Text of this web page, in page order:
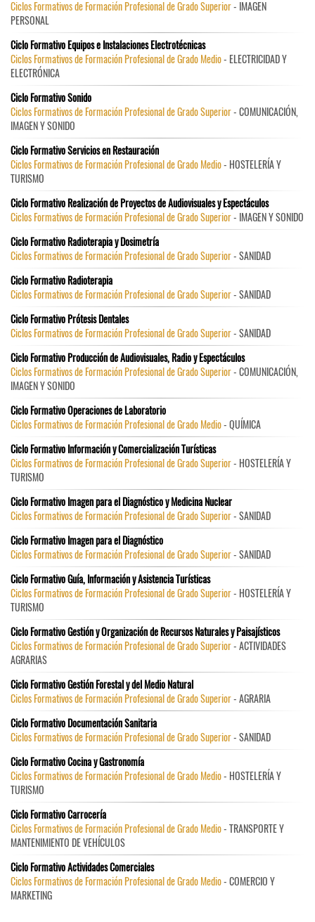
Ciclos Formativos de Formación Profesional de Grado Superior- IMAGEN
PERSONAL
Ciclo Formativo Equipos e Instalaciones Electrotécnicas
Ciclos Formativos de Formación Profesional de Grado Medio- ELECTRICIDAD Y
ELECTRÓNICA
Ciclo Formativo Sonido
Ciclos Formativos de Formación Profesional de Grado Superior- COMUNICACIÓN,
IMAGEN Y SONIDO
Ciclo Formativo Servicios en Restauración
Ciclos Formativos de Formación Profesional de Grado Medio- HOSTELERÍA Y
TURISMO
Ciclo Formativo Realización de Proyectos de Audiovisuales y Espectáculos
Ciclos Formativos de Formación Profesional de Grado Superior- IMAGEN Y SONIDO
Ciclo Formativo Radioterapia y Dosimetría
Ciclos Formativos de Formación Profesional de Grado Superior- SANIDAD
Ciclo Formativo Radioterapia
Ciclos Formativos de Formación Profesional de Grado Superior- SANIDAD
Ciclo Formativo Prótesis Dentales
Ciclos Formativos de Formación Profesional de Grado Superior- SANIDAD
Ciclo Formativo Producción de Audiovisuales, Radio y Espectáculos
Ciclos Formativos de Formación Profesional de Grado Superior- COMUNICACIÓN,
IMAGEN Y SONIDO
Ciclo Formativo Operaciones de Laboratorio
Ciclos Formativos de Formación Profesional de Grado Medio- QUÍMICA
Ciclo Formativo Información y Comercialización Turísticas
Ciclos Formativos de Formación Profesional de Grado Superior- HOSTELERÍA Y
TURISMO
Ciclo Formativo Imagen para el Diagnóstico y Medicina Nuclear
Ciclos Formativos de Formación Profesional de Grado Superior- SANIDAD
Ciclo Formativo Imagen para el Diagnóstico
Ciclos Formativos de Formación Profesional de Grado Superior- SANIDAD
Ciclo Formativo Guía, Información y Asistencia Turísticas
Ciclos Formativos de Formación Profesional de Grado Superior- HOSTELERÍA Y
TURISMO
Ciclo Formativo Gestión y Organización de Recursos Naturales y Paisajísticos
Ciclos Formativos de Formación Profesional de Grado Superior- ACTIVIDADES
AGRARIAS
Ciclo Formativo Gestión Forestal y del Medio Natural
Ciclos Formativos de Formación Profesional de Grado Superior- AGRARIA
Ciclo Formativo Documentación Sanitaria
Ciclos Formativos de Formación Profesional de Grado Superior- SANIDAD
Ciclo Formativo Cocina y Gastronomía
Ciclos Formativos de Formación Profesional de Grado Medio- HOSTELERÍA Y
TURISMO
Ciclo Formativo Carrocería
Ciclos Formativos de Formación Profesional de Grado Medio- TRANSPORTE Y
MANTENIMIENTO DE VEHÍCULOS
Ciclo Formativo Actividades Comerciales
Ciclos Formativos de Formación Profesional de Grado Medio- COMERCIO Y
MARKETING